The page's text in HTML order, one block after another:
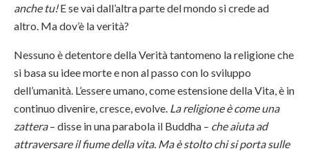
anche tu!E se vai dall’altra parte del mondo si crede ad
altro. Ma dov’è la verità?
Nessuno è detentore della Verità tantomeno la religione che
si basa su idee morte e non al passo con lo sviluppo
dell’umanità. L’essere umano, come estensione della Vita, è in
continuo divenire, cresce, evolve. La religione è come una
zattera– disse in una parabola il Buddha – che aiuta ad
attraversare il fiume della vita. Ma è stolto chi si porta sulle